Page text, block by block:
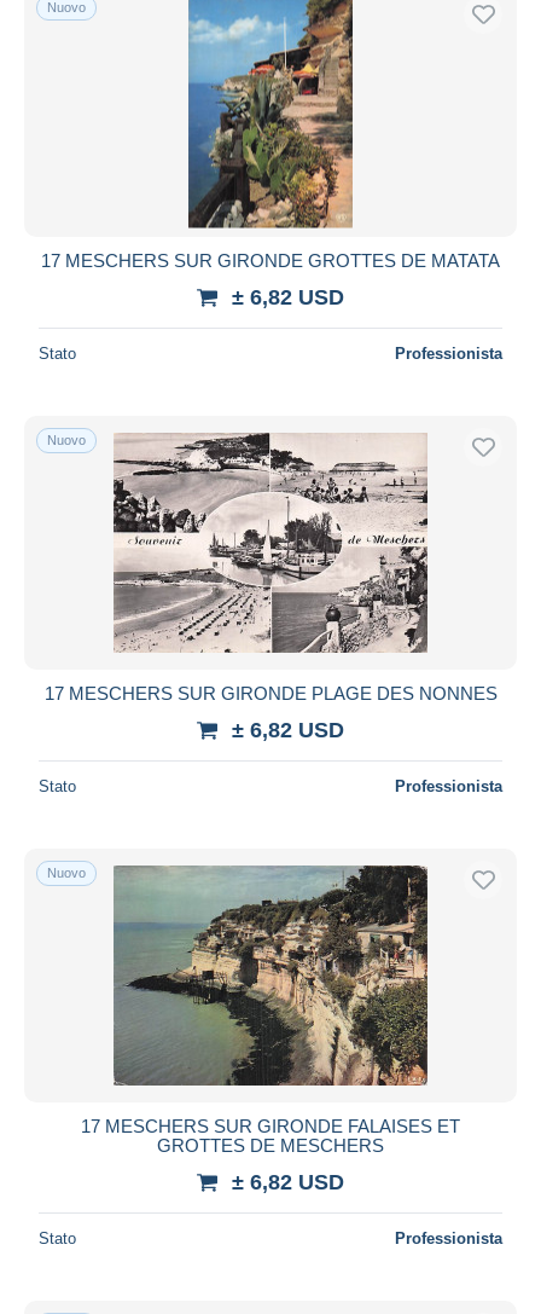
Spedizione gratuita
Bonifico bancario
Mastercard
Bancontact
iDeal
Aggiorna
Nuovo
17 MESCHERS SUR GIRONDE GROTTES DE MATATA
± 6,82 USD
Stato Professionista
Nuovo
17 MESCHERS SUR GIRONDE PLAGE DES NONNES
± 6,82 USD
Stato Professionista
Nuovo
17 MESCHERS SUR GIRONDE FALAISES ET
GROTTES DE MESCHERS
± 6,82 USD
Stato Professionista